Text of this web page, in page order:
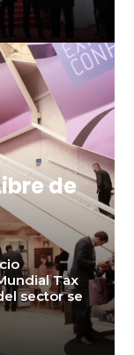
de
Tax
sector se